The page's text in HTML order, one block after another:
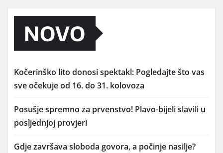
NOVO
Kočerinško lito donosi spektakl: Pogledajte što vas
sve očekuje od 16. do 31. kolovoza
Posušje spremno za prvenstvo! Plavo-bijeli slavili u
posljednjoj provjeri
Gdje završava sloboda govora, a počinje nasilje?